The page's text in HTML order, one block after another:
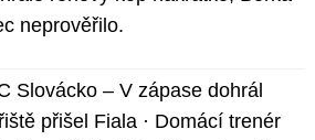
neprověřilo.
Slovácko – V zápase dohrál
přišel Fiala · Domácí trenér